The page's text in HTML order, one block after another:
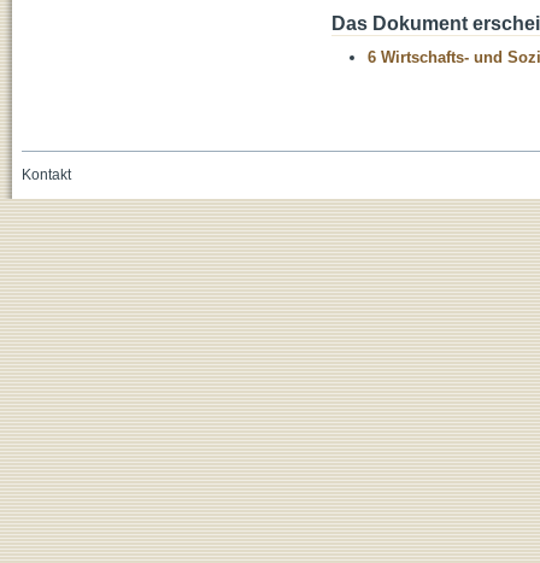
Das Dokument
6 Wirtschafts- und
Kontakt